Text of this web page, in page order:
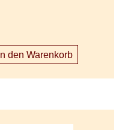
In den Warenkorb